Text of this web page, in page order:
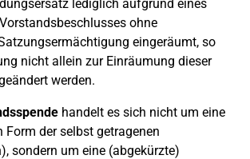
lediglich aufgrund eines
ohne
eingeräumt, so
nicht allein zur Einräumung dieser
werden.
handelt es sich nicht um eine
Form der selbst getragenen
sondern um eine (abgekürzte)